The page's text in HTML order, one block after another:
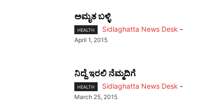
ಅಮೃತ ಬಳ್ಳಿ
HEALTH Sidlaghatta News Desk -
April 1, 2015
ನಿದ್ದೆ ಇರಲಿ ನೆಮ್ಮದಿಗೆ
HEALTH Sidlaghatta News Desk -
March 25, 2015